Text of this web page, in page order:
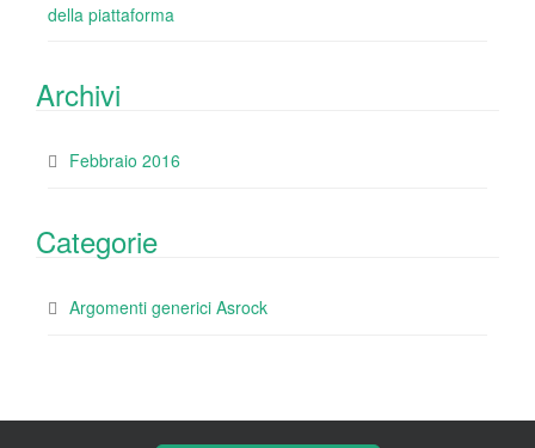
della piattaforma
Archivi
Febbraio 2016
Categorie
Argomenti generici Asrock